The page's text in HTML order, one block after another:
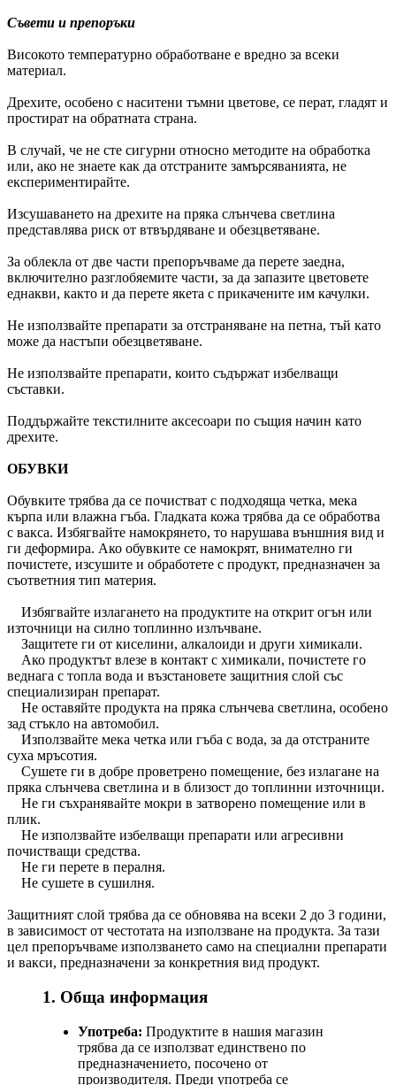
Съвети и препоръки
Високото температурно обработване е вредно за всеки
материал.
Дрехите, особено с наситени тъмни цветове, се перат, гладят и
простират на обратната страна.
В случай, че не сте сигурни относно методите на обработка
или, ако не знаете как да отстраните замърсяванията, не
експериментирайте.
Изсушаването на дрехите на пряка слънчева светлина
представлява риск от втвърдяване и обезцветяване.
За облекла от две части препоръчваме да перете заедна,
включително разглобяемите части, за да запазите цветовете
еднакви, както и да перете якета с прикачените им качулки.
Не използвайте препарати за отстраняване на петна, тъй като
може да настъпи обезцветяване.
Не използвайте препарати, които съдържат избелващи
съставки.
Поддържайте текстилните аксесоари по същия начин като
дрехите.
ОБУВКИ
Обувките трябва да се почистват с подходяща четка, мека
кърпа или влажна гъба. Гладката кожа трябва да се обработва
с вакса. Избягвайте намокрянето, то нарушава външния вид и
ги деформира. Ако обувките се намокрят, внимателно ги
почистете, изсушите и обработете с продукт, предназначен за
съответния тип материя.
Избягвайте излагането на продуктите на открит огън или
източници на силно топлинно излъчване.
Защитете ги от киселини, алкалоиди и други химикали.
Ако продуктът влезе в контакт с химикали, почистете го
веднага с топла вода и възстановете защитния слой със
специализиран препарат.
Не оставяйте продукта на пряка слънчева светлина, особено
зад стъкло на автомобил.
Използвайте мека четка или гъба с вода, за да отстраните
суха мръсотия.
Сушете ги в добре проветрено помещение, без излагане на
пряка слънчева светлина и в близост до топлинни източници.
Не ги съхранявайте мокри в затворено помещение или в
плик.
Не използвайте избелващи препарати или агресивни
почистващи средства.
Не ги перете в пералня.
Не сушете в сушилня.
Защитният слой трябва да се обновява на всеки 2 до 3 години,
в зависимост от честотата на използване на продукта. За тази
цел препоръчваме използването само на специални препарати
и вакси, предназначени за конкретния вид продукт.
1. Обща информация
Употреба: Продуктите в нашия магазин
трябва да се използват единствено по
предназначението, посочено от
производителя. Преди употреба се